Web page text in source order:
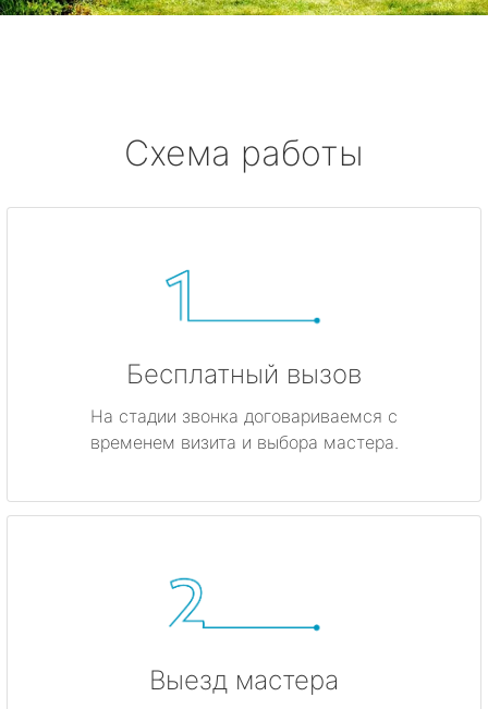
Схема работы
Бесплатный вызов
На стадии звонка договариваемся с
временем визита и выбора мастера.
Выезд мастера